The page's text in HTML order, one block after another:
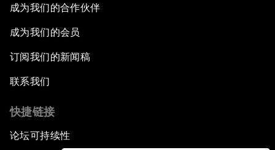
成为我们的合作伙伴
成为我们的会员
订阅我们的新闻稿
联系我们
快捷链接
论坛可持续性